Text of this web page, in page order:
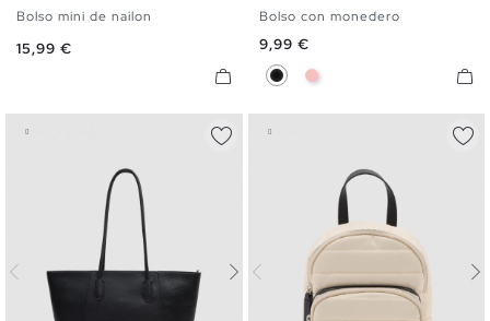
Bolso mini de nailon
Precio
15,99 €
Bolso con monedero
Precio
9,99 €
NegroRosa